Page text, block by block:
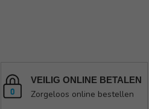
VEILIG ONLINE BETALEN
Zorgeloos online bestellen